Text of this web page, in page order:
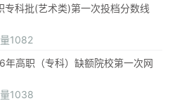
科批(艺术类)第一次投档分数线
1082
高职（专科）缺额院校第一次网
1038